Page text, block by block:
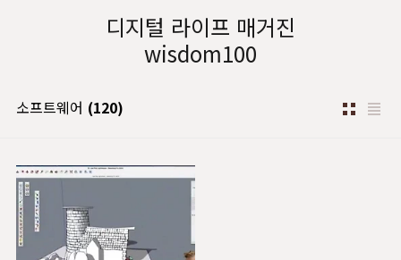
디지털 라이프 매거진
wisdom100
소프트웨어 (120)